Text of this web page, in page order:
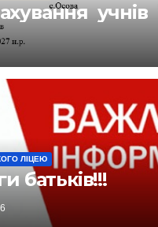
учнів
ЛІЦЕЮ
батьків!!!